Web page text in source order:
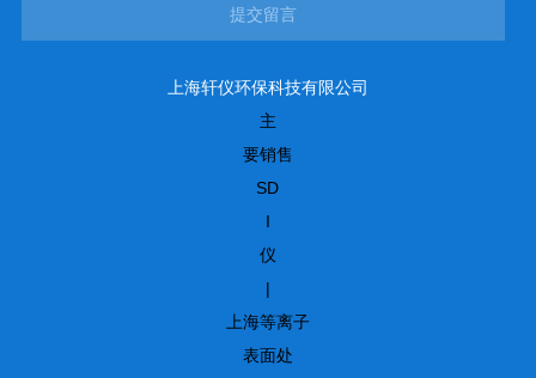
提交留言
上海轩仪环保科技有限公司
主
要销售
SD
I
仪
|
上海等离子
表面处